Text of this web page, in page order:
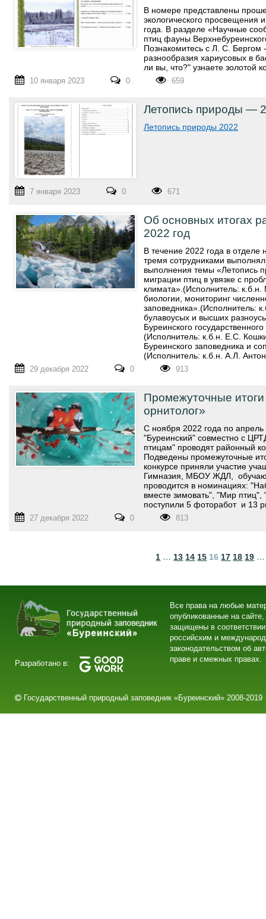
В номере представлены
экологического просвещения
года. В разделе «Научные
птиц фауны
Познакомитесь с Л. С. Бергом
разнообразия хариусовых в
ли вы, что?" узнаете золотой
10 января 2023 0 659
Летопись природы —
Летопись природы 2022
7 января 2023 0 671
Об основных итогах
2022 год
В течение 2022 года в отделе
тремя сотрудниками
выполнения темы «Летопись
миграции птиц в увязке с
климата».(Исполнитель:
биологии, мониторинг
заповедника».(Исполнитель:
булавоусых и высших
Буреинского
(Исполнитель: к.б.н. Е.С.
Буреинского заповедника и
(Исполнитель: к.б.н. А.Л.
29 декабря 2022 0 913
Промежуточные
орнитолог»
С ноября 2022 года по апрель
"Буреинский" совместно с
птицам" проводят районный
Подведены промежуточные
конкурсе приняли участие
Гимназия, МБОУ ЖДЛ,
проводится в номинациях:
вместе зимовать", "Мир птиц",
поступили 5 фоторабот и 13
27 декабря 2022 0 813
1 … 13 14 15 16 17 18 19 …
Разработано в:
Все права на любые
опубликованные на сайте,
защищены в
российским и
законодательством об
праве и смежных правах.
Государственный природный заповедник «Буреинский» 2008-2019